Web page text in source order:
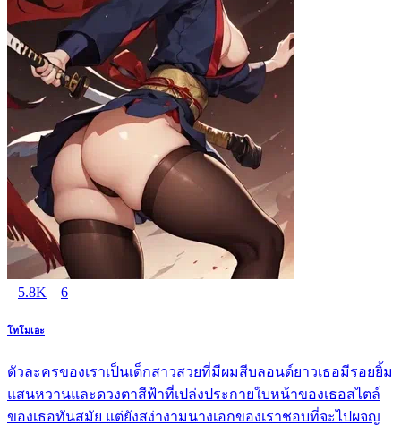
5.8K 6
โทโมเอะ
ตัวละครของเราเป็นเด็กสาวสวยที่มีผมสีบลอนด์ยาวเธอมีรอยยิ้ม
แสนหวานและดวงตาสีฟ้าที่เปล่งประกายใบหน้าของเธอสไตล์
ของเธอทันสมัย แต่ยังสง่างามนางเอกของเราชอบที่จะไปผจญ